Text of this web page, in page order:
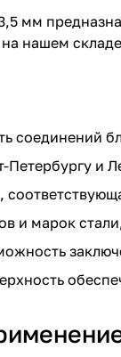
мм
нашем
соединений
и
и марок